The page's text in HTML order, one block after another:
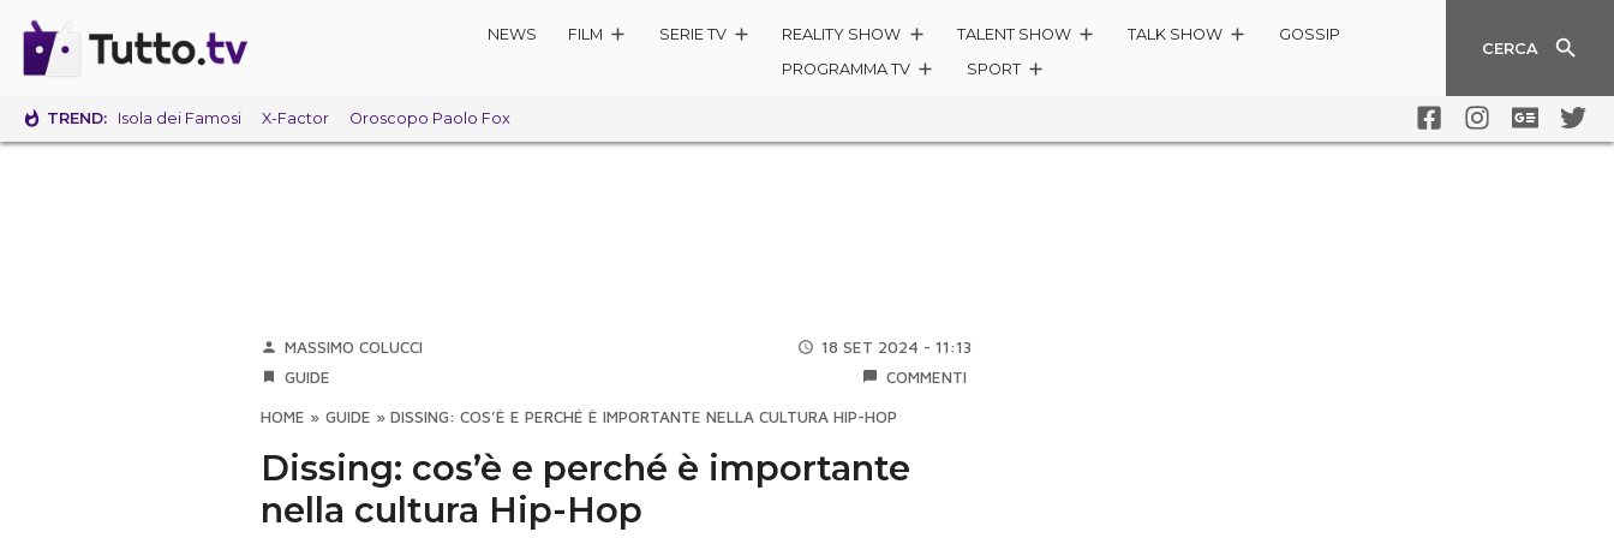
NEWS FILM SERIE TV REALITY SHOW TALENT SHOW TALK SHOW
GOSSIP
PROGRAMMA TV
SPORT
CERCA
TREND: Isola dei Famosi X-Factor Oroscopo Paolo Fox
MASSIMO COLUCCI
18 SET 2024 - 11:13
GUIDE
COMMENTI
HOME » GUIDE » DISSING: COS’È E PERCHÉ È IMPORTANTE NELLA CULTURA HIP-HOP
Dissing: cos’è e perché è importante
nella cultura Hip-Hop